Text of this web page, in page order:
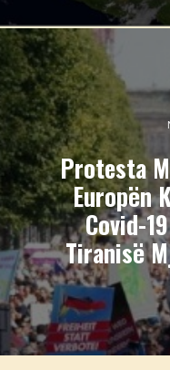
Protesta
Europën
Covid-
Tiranisë